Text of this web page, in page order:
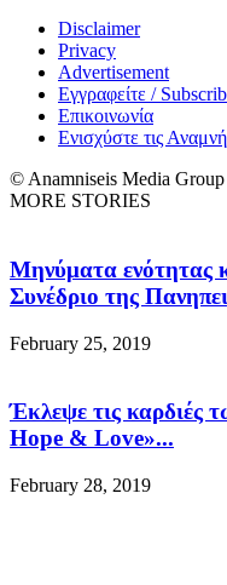
Disclaimer
Privacy
Advertisement
Εγγραφείτε /
Επικοινωνία
Ενισχύστε τις
© Anamniseis Media
MORE STORIES
Μηνύματα ενότητας
Συνέδριο της
February 25, 2019
Έκλεψε τις καρδιές
Hope & Love»...
February 28, 2019